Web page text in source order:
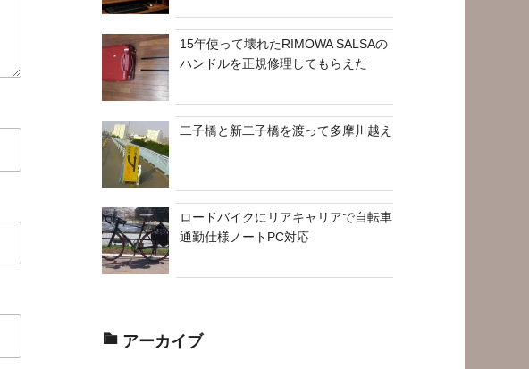
15年使って壊れたRIMOWA SALSAの
ハンドルを正規修理してもらえた
二子橋と新二子橋を渡って多摩川越え
ロードバイクにリアキャリアで自転車
通勤仕様ノートPC対応
アーカイブ